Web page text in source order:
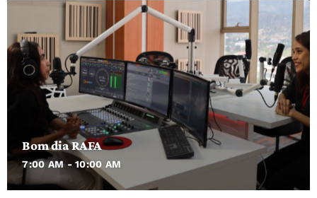
Bom dia RAFA
7:00 AM - 10:00 AM